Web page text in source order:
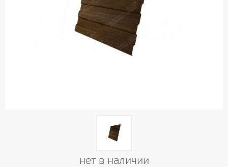
нет в наличии